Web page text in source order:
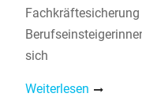
sich
Weiterlesen